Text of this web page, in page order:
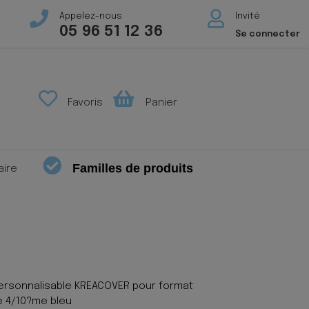
Appelez-nous
05 96 51 12 36
Invité
Se connecter
Favoris Panier
Familles de produits
KREACOVER pour format
4/10?me bleu